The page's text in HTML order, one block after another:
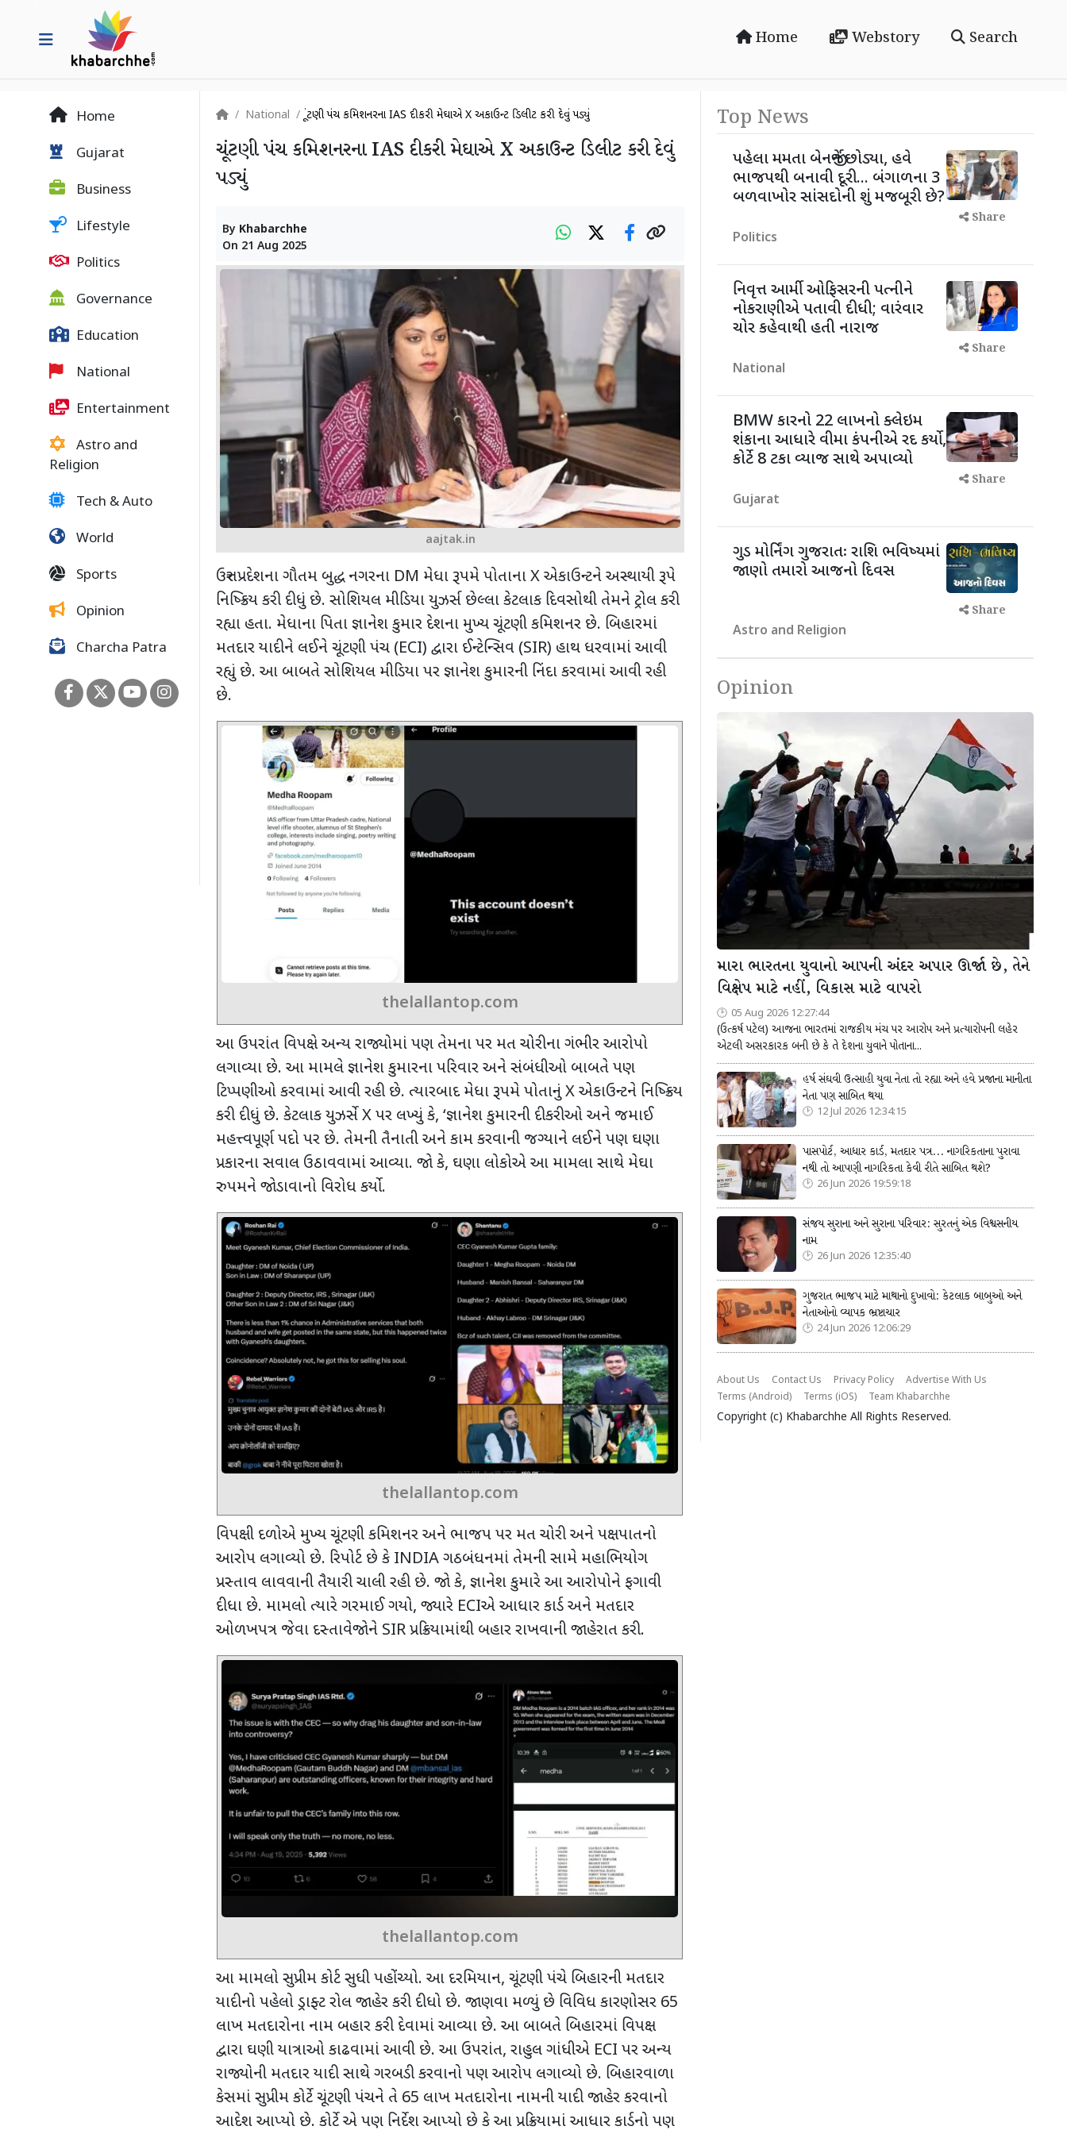
Home Webstory Search
Home
Gujarat
Business
Lifestyle
Politics
Governance
Education
National
Entertainment
Astro and
Religion
Tech & Auto
World
Sports
Opinion
Charcha Patra
National ચૂંટણી પંચ કમિશનરના IAS દીકરી મેઘાએ X અકાઉન્ટ ડિલીટ કરી દેવું પડ્યું
ચૂંટણી પંચ કમિશનરના IAS દીકરી મેઘાએ X અકાઉન્ટ ડિલીટ કરી દેવું
પડ્યું
By Khabarchhe
On 21 Aug 2025
aajtak.in
ઉત્તર પ્રદેશના ગૌતમ બુદ્ધ નગરના DM મેધા રૂપમે પોતાનાXએકાઉન્ટને અસ્થાયી રૂપે
નિષ્ક્રિય કરી દીધું છે. સોશિયલ મીડિયા યુઝર્સ છેલ્લા કેટલાક દિવસોથી તેમને ટ્રોલ કરી
રહ્યા હતા. મેધાના પિતા જ્ઞાનેશ કુમાર દેશના મુખ્ય ચૂંટણી કમિશનર છે. બિહારમાં
મતદાર યાદીને લઈને ચૂંટણી પંચ (ECI) દ્વારા ઈન્ટેન્સિવ (SIR) હાથ ધરવામાં આવી
રહ્યું છે. આ બાબતે સોશિયલ મીડિયા પર જ્ઞાનેશ કુમારની નિંદા કરવામાં આવી રહી
છે.
thelallantop.com
આ ઉપરાંત વિપક્ષે અન્ય રાજ્યોમાં પણ તેમના પર મત ચોરીના ગંભીર આરોપો
લગાવ્યા છે. આ મામલેજ્ઞાનેશ કુમારના પરિવાર અને સંબંધીઓ બાબતે પણ
ટિપ્પણીઓ કરવામાં આવી રહી છે. ત્યારબાદ મેધા રૂપમે પોતાનુંXએકાઉન્ટને નિષ્ક્રિય
કરી દીધું છે. કેટલાક યુઝર્સેXપર લખ્યું કે, ‘જ્ઞાનેશ કુમારની દીકરીઓ અને જમાઈ
મહત્ત્વપૂર્ણ પદો પર છે. તેમની તૈનાતી અને કામ કરવાની જગ્યાને લઈને પણ ઘણા
પ્રકારના સવાલ ઉઠાવવામાં આવ્યા. જો કે, ઘણા લોકોએ આ મામલા સાથે મેઘા
રુપમને જોડાવાનો વિરોધ કર્યો.
thelallantop.com
વિપક્ષી દળોએ મુખ્ય ચૂંટણી કમિશનર અને ભાજપ પર મત ચોરી અને પક્ષપાતનો
આરોપ લગાવ્યો છે. રિપોર્ટ છે કે INDIAગઠબંધનમાં તેમની સામે મહાભિયોગ
પ્રસ્તાવ લાવવાની તૈયારી ચાલી રહી છે. જો કે, જ્ઞાનેશ કુમારે આ આરોપોને ફગાવી
દીધા છે. મામલો ત્યારે ગરમાઈ ગયો, જ્યારે ECIએ આધાર કાર્ડ અને મતદાર
ઓળખપત્ર જેવા દસ્તાવેજોને SIRપ્રક્રિયામાંથી બહાર રાખવાની જાહેરાત કરી.
thelallantop.com
આ મામલો સુપ્રીમ કોર્ટ સુધી પહોંચ્યો. આ દરમિયાન, ચૂંટણી પંચે બિહારની મતદાર
યાદીનો પહેલો ડ્રાફ્ટ રોલ જાહેર કરી દીધો છે. જાણવા મળ્યું છે વિવિધ કારણોસર 65
લાખ મતદારોના નામ બહાર કરી દેવામાં આવ્યા છે. આ બાબતે બિહારમાં વિપક્ષ
દ્વારા ઘણી યાત્રાઓ કાઢવામાં આવી છે. આ ઉપરાંત, રાહુલ ગાંધીએ ECI પર અન્ય
રાજ્યોની મતદાર યાદી સાથે ગરબડી કરવાનો પણ આરોપ લગાવ્યો છે. બિહારવાળા
કેસમાંસુપ્રીમ કોર્ટે ચૂંટણી પંચને તે 65 લાખ મતદારોના નામની યાદી જાહેર કરવાનો
આદેશ આપ્યો છે. કોર્ટે એ પણ નિર્દેશ આપ્યો છે કે આ પ્રક્રિયામાં આધાર કાર્ડનો પણ
Top News
પહેલા મમતા બેનર્જીને છોડ્યા, હવે
ભાજપથી બનાવી દૂરી... બંગાળના 3
બળવાખોર સાંસદોની શું મજબૂરી છે?
Politics
Share
નિવૃત્ત આર્મી ઓફિસરની પત્નીને
નોકરાણીએ પતાવી દીધી; વારંવાર
ચોર કહેવાથી હતી નારાજ
National
Share
BMW કારનો 22 લાખનો ક્લેઇમ
શંકાના આધારે વીમા કંપનીએ રદ કર્યો,
કોર્ટે 8 ટકા વ્યાજ સાથે અપાવ્યો
Gujarat
Share
ગુડ મોર્નિંગ ગુજરાતઃ રાશિ ભવિષ્યમાં
જાણો તમારો આજનો દિવસ
Astro and Religion
Share
Opinion
મારા ભારતના યુવાનો આપની અંદર અપાર ઊર્જા છે, તેને
વિક્ષેપ માટે નહીં, વિકાસ માટે વાપરો
05 Aug 2026 12:27:44
(ઉત્કર્ષ પટેલ) આજના ભારતમાં રાજકીય મંચ પર આરોપ અને પ્રત્યારોપની લહેર
એટલી અસરકારક બની છે કે તે દેશના યુવાને પોતાના...
હર્ષ સંઘવી ઉત્સાહી યુવા નેતા તો રહ્યા અને હવે પ્રજાના માનીતા
નેતા પણ સાબિત થયા
12 Jul 2026 12:34:15
પાસપોર્ટ, આધાર કાર્ડ, મતદાર પત્ર... નાગરિકતાના પુરાવા
નથી તો આપણી નાગરિકતા કેવી રીતે સાબિત થશે?
26 Jun 2026 19:59:18
સંજય સુરાના અને સુરાના પરિવાર: સુરતનું એક વિશ્વસનીય
નામ
26 Jun 2026 12:35:40
ગુજરાત ભાજપ માટે માથાનો દુખાવો: કેટલાક બાબુઓ અને
નેતાઓનો વ્યાપક ભ્રષ્ટાચાર
24 Jun 2026 12:06:29
About Us Contact Us Privacy Policy
Advertise With Us
Terms (Android)
Terms (iOS) Team Khabarchhe
Copyright (c) Khabarchhe All Rights Reserved.